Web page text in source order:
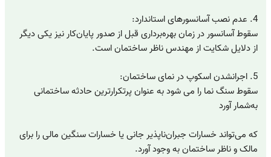
4. عدم نصب آسانسور‌های استاندارد:
سقوط آسانسور در زمان بهره‌برداری قبل از صدور پایان‌کار نیز یکی دیگر
از دلایل شکایت از مهندس ناظر ساختمان است.
5. اجرانشدن اسکوپ در نمای ساختمان:
سقوط سنگ نما را می شود به ‌عنوان پرتکرارترین حادثه ساختمانی
به‌شمار آورد
که می‌تواند خسارات جبران‌ناپذیر جانی یا خسارات سنگین مالی را برای
مالک و ناظر ساختمان به وجود آورد.